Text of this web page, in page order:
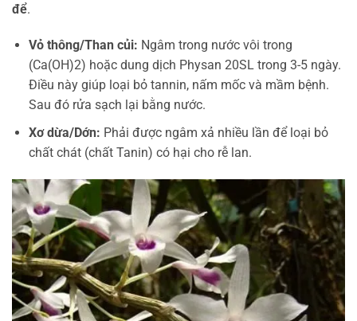
để.
Vỏ thông/Than củi: Ngâm trong nước vôi trong
(Ca(OH)2) hoặc dung dịch Physan 20SL trong 3-5 ngày.
Điều này giúp loại bỏ tannin, nấm mốc và mầm bệnh.
Sau đó rửa sạch lại bằng nước.
Xơ dừa/Dớn: Phải được ngâm xả nhiều lần để loại bỏ
chất chát (chất Tanin) có hại cho rễ lan.